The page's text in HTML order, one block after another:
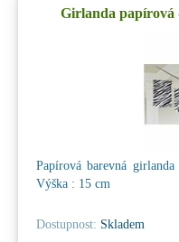
Girlanda papírová
Papírová barevná
Výška : 15 cm
Dostupnost: Skladem